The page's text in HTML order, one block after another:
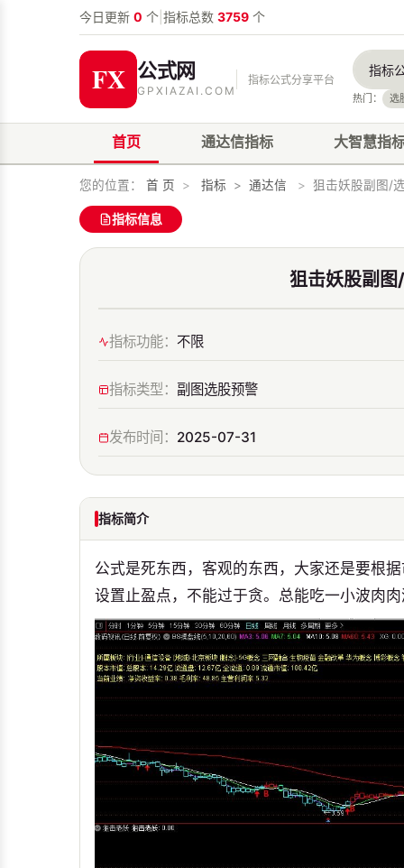
今日更新 0 个 指标总数 3759 个
公式网
GPXIAZAI.COM
指标公式分享平台
热门： 选
首页 通达信指标 大智慧指
您的位置： 首 页 > 指标 > 通达信 > 狙击妖股副图/
指标信息
狙击妖股副图
指标功能： 不限
指标类型： 副图选股预警
发布时间： 2025-07-31
指标简介
公式是死东西，客观的东西，大家还是要根
设置止盈点，不能过于贪。总能吃一小波肉